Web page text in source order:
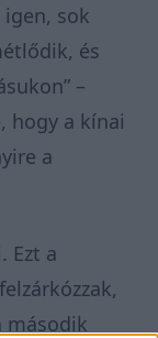
igen, sok
és
–
hogy a kínai
a
Ezt a
második